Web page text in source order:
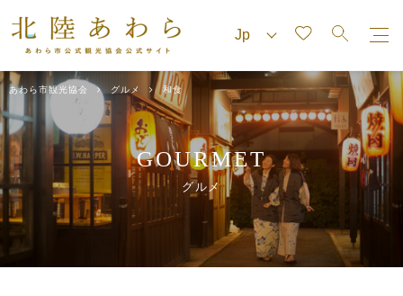
あわら市観光協会 グルメ 和食
GOURMET
グルメ